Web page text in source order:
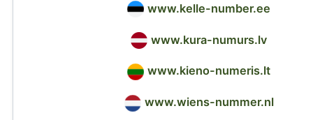
www.kelle-number.ee
www.kura-numurs.lv
www.kieno-numeris.lt
www.wiens-nummer.nl